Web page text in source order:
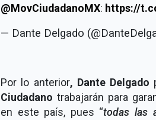
@MovCiudadanoMX: https://
— Dante Delgado
Por lo anterior, Dante Delgado
Ciudadano trabajarán para
en este país, pues “todas las